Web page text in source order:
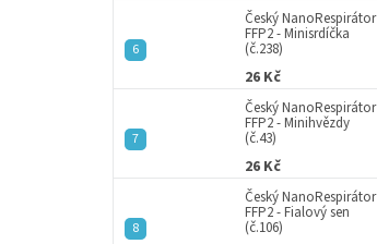
Český NanoRespirátor
FFP2 - Minisrdíčka
(č.238)
26 Kč
Český NanoRespirátor
FFP2 - Minihvězdy
(č.43)
26 Kč
Český NanoRespirátor
FFP2 - Fialový sen
(č.106)